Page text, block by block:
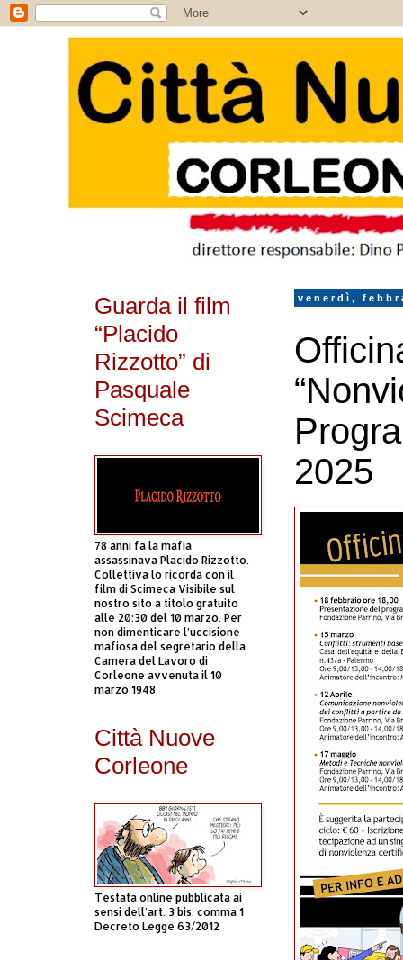
venerdì,
2025
Guarda il film
“Placido
Rizzotto” di
Pasquale
Scimeca
78 anni fa la mafia
assassinava Placido Rizzotto.
Collettiva lo ricorda con il
film di Scimeca Visibile sul
nostro sito a titolo gratuito
alle 20:30 del 10 marzo. Per
non dimenticare l’uccisione
mafiosa del segretario della
Camera del Lavoro di
Corleone avvenuta il 10
marzo 1948
Città Nuove
Corleone
Testata online pubblicata ai
sensi dell'art. 3 bis, comma 1
Decreto Legge 63/2012